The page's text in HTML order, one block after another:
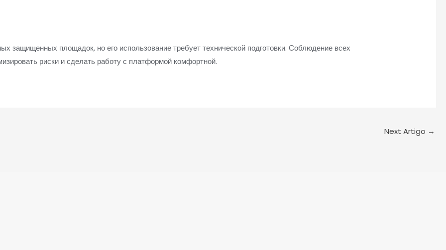
площадок, но его использование требует технической подготовки. Соблюдение всех
риски и сделать работу с платформой комфортной.
Next Artigo →